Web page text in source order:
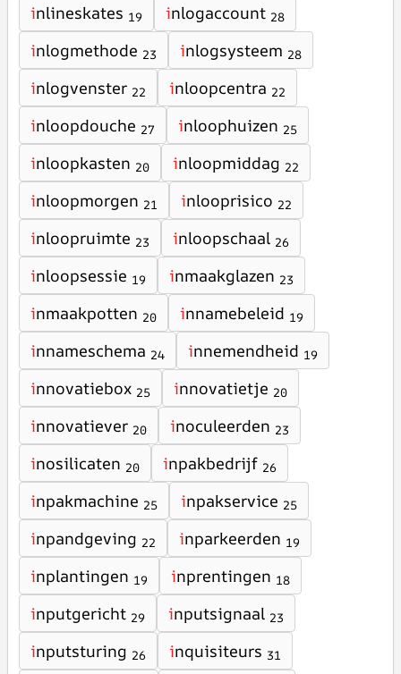
inlineskates 19 inlogaccount 28
inlogmethode 23 inlogsysteem 28
inlogvenster 22 inloopcentra 22
inloopdouche 27 inloophuizen 25
inloopkasten 20 inloopmiddag 22
inloopmorgen 21 inlooprisico 22
inloopruimte 23 inloopschaal 26
inloopsessie 19 inmaakglazen 23
inmaakpotten 20 innamebeleid 19
innameschema 24 innemendheid 19
innovatiebox 25 innovatietje 20
innovatiever 20 inoculeerden 23
inosilicaten 20 inpakbedrijf 26
inpakmachine 25 inpakservice 25
inpandgeving 22 inparkeerden 19
inplantingen 19 inprentingen 18
inputgericht 29 inputsignaal 23
inputsturing 26 inquisiteurs 31